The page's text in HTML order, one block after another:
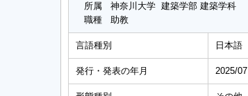
所属
神奈川大学 建築学部 建築学科
職種
助教
言語種別 日本語
発行・発表の年月 2025/07